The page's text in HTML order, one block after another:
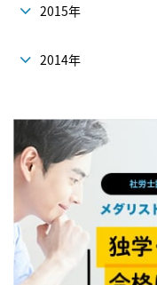
2015年
2014年